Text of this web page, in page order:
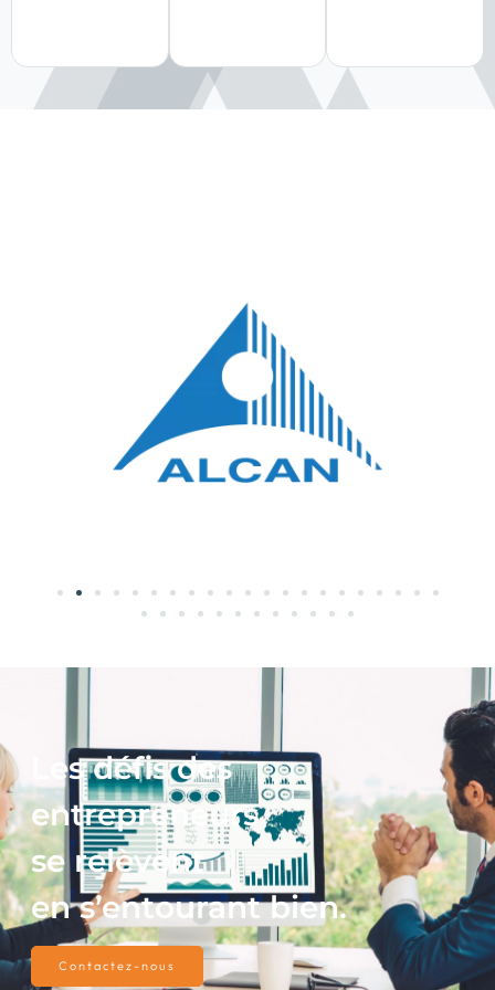
Les défis des
entrepreneurs
se relèvent
en s’entourant bien.
Contactez-nous